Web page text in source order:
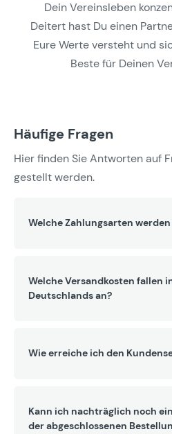
Dein Vereinsleben
Deitert hast Du einen
Eure Werte versteht und
Beste für Deinen
Häufige Fragen
Hier finden Sie Antworten auf
gestellt werden.
Welche Zahlungsarten
Welche Versandkosten fallen
Deutschlands an?
Wie erreiche ich den
Kann ich nachträglich noch
der abgeschlossenen